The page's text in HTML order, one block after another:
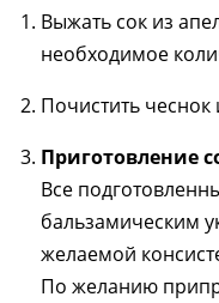
Выжать сок из
необходимое
Почистить чеснок
Приготовление
Все
бальзамическим
желаемой
По желанию